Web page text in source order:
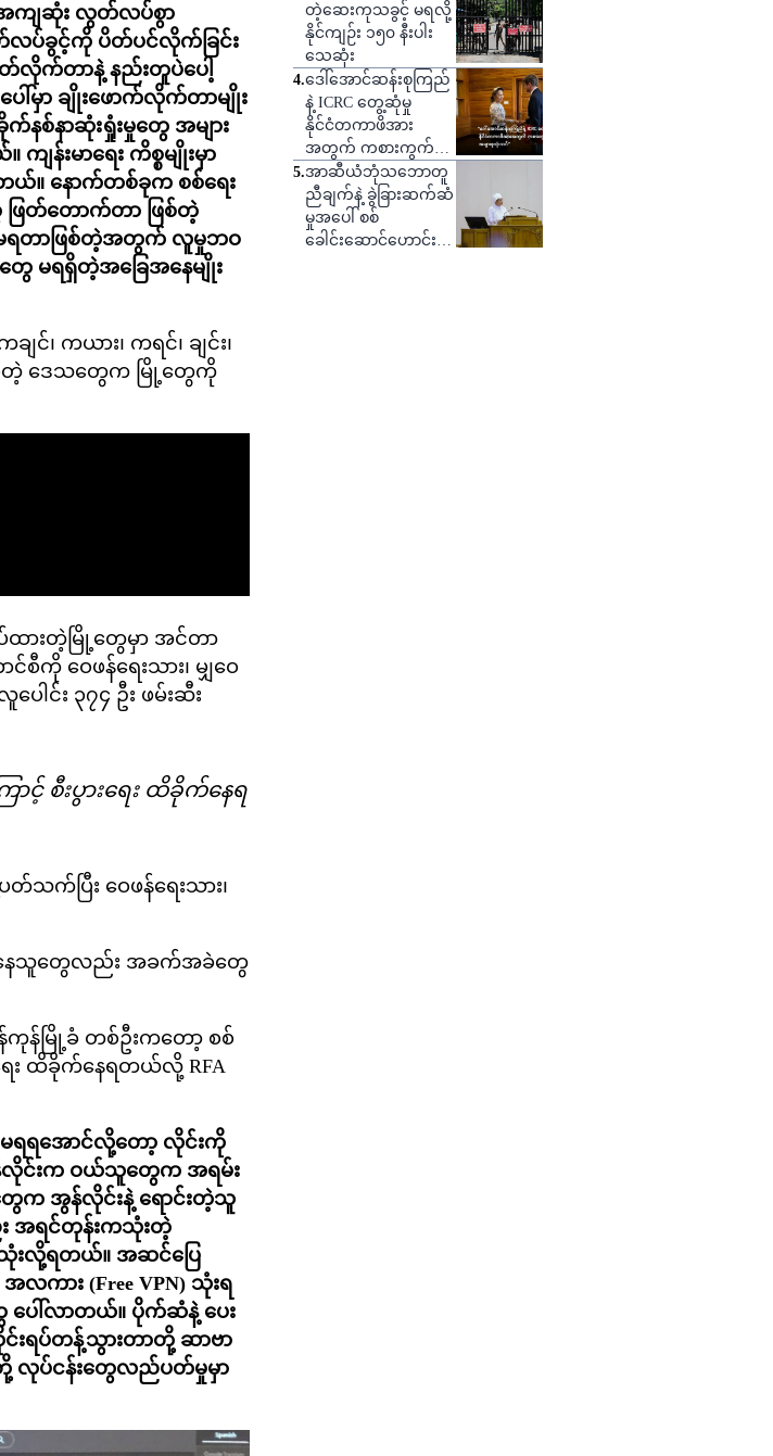
အကျဆုံး လွတ်လပ်စွာ
လပ်ခွင့်ကို ပိတ်ပင်လိုက်ခြင်း
လိုက်တာနဲ့ နည်းတူပဲပေါ့
ါ်မှာ ချိုးဖောက်လိုက်တာမျိုး
စ်နာဆုံးရှုံးမှုတွေ အများ
န်းမာရေး ကိစ္စမျိုးမှာ
။ နောက်တစ်ခုက စစ်ရေး
ဖြတ်တောက်တာ ဖြစ်တဲ့
တာဖြစ်တဲ့အတွက် လူမှုဘဝ
မရရှိတဲ့အခြေအနေမျိုး
င်၊ ကယား၊ ကရင်၊ ချင်း၊
စတဲ့ ဒေသတွေက မြို့တွေကို
ထားတဲ့မြို့တွေမှာ အင်တာ
ကို ဝေဖန်ရေးသား၊ မျှဝေ
ါင်း ၃၇၄ ဦး ဖမ်းဆီး
စီးပွားရေး ထိခိုက်နေရ
တ်သက်ပြီး ဝေဖန်ရေးသား၊
င်နေသူတွေလည်း အခက်အခဲတွေ
ကုန်မြို့ခံ တစ်ဦးကတော့ စစ်
း ထိခိုက်နေရတယ်လို့ RFA
ရရအောင်လို့တော့ လိုင်းကို
လိုင်းက ဝယ်သူတွေက အရမ်း
ေက အွန်လိုင်းနဲ့ ရောင်းတဲ့သူ
အရင်တုန်းကသုံးတဲ့
းလို့ရတယ်။ အဆင်ပြေ
ကား (Free VPN) သုံးရ
ပေါ်လာတယ်။ ပိုက်ဆံနဲ့ ပေး
းရပ်တန့်သွားတာတို့ ဆာဗာ
တို့ လုပ်ငန်းတွေလည်ပတ်မှုမှာ
တဲ့ဆေးကုသခွင့် မရလို့
နိုင်ကျဉ်း ၁၅၀ နီးပါး
သေဆုံး
4.ဒေါ်အောင်ဆန်းစုကြည်
နဲ့ ICRC တွေ့ဆုံမှု
နိုင်ငံတကာဖိအား
အတွက် ကစားကွက်
တစ်ခုဟု သုံးသပ်
5.အာဆီယံဘုံသဘောတူ
ညီချက်နဲ့ ခွဲခြားဆက်ဆံ
မှုအပေါ် စစ်
ခေါင်းဆောင်ဟောင်း